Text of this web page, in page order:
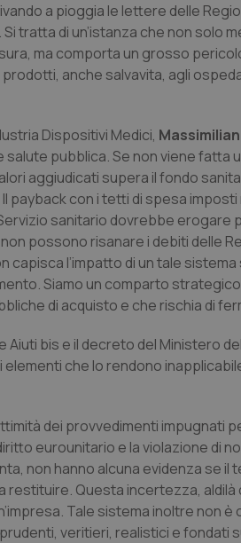
a pioggia le lettere delle
tratta di un’istanza che non solo
ma comporta un grosso
anche salvavita, agli
Dispositivi Medici,
pubblica. Se non viene fatta
aggiudicati supera il fondo
con i tetti di spesa imposti
sanitario dovrebbe erogare
possono risanare i debiti delle
l’impatto di un tale sistema
Siamo un comparto
di acquisto e che rischia di
Aiuti bis e il decreto del Ministero
che lo rendono
dei provvedimenti impugnati
eurounitario e la violazione di
non hanno alcuna evidenza se il
Questa incertezza, aldilà
Tale sistema inoltre non è
veritieri, realistici e fondati